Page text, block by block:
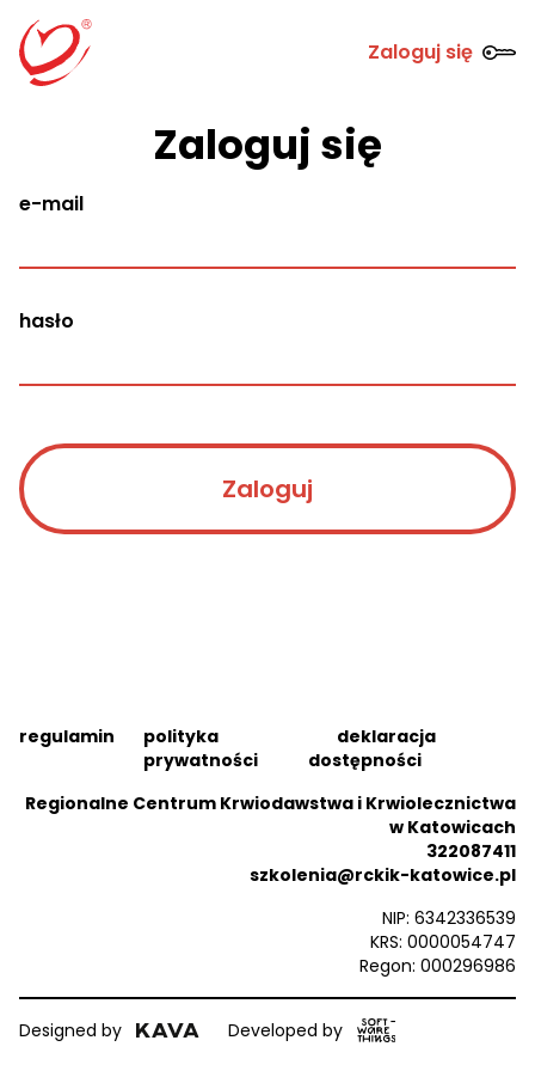
Zaloguj się
Zaloguj się
e-mail
hasło
Zaloguj
regulamin
polityka
prywatności
deklaracja
dostępności
Regionalne Centrum Krwiodawstwa i Krwiolecznictwa
w Katowicach
322087411
szkolenia@rckik-katowice.pl
NIP: 6342336539
KRS: 0000054747
Regon: 000296986
Designed by Developed by